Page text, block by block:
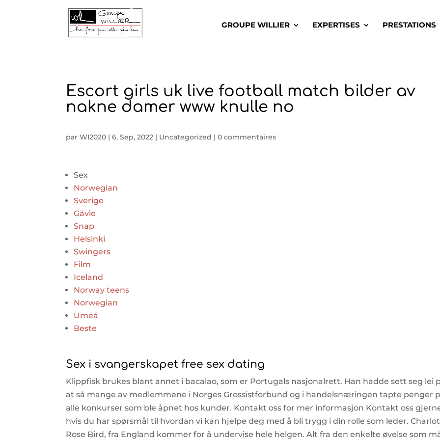
GROUPE WILLIER EXPERTISES PRESTATIONS
Escort girls uk live football match bilder av
nakne damer www knulle no
parWI2020 |6, Sep, 2022 | Uncategorized |0 commentaires
Sex
Norwegian
Sverige
Gävle
Snap
Helsinki
Swingers
Film
Iceland
Norway teens
Norwegian
Umeå
Beste
Sex i svangerskapet free sex dating
Klippfisk brukes blant annet i bacalao, som er Portugals nasjonalrett. Han hadde sett seg lei
at så mange av medlemmene i Norges Grossistforbund og i handelsnæringen tapte penger
alle konkurser som ble åpnet hos kunder. Kontakt oss for mer informasjon Kontakt oss
hvis du har spørsmål til hvordan vi kan hjelpe deg med å bli trygg i din rolle som leder.
Rose Bird, fra England kommer for å undervise hele helgen. Alt fra den enkelte øvelse som